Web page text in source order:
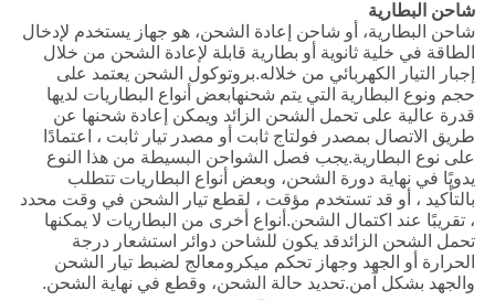
شاحن البطارية
شاحن البطارية، أو شاحن إعادة الشحن، هو جهاز يستخدم لإدخال
الطاقة في خلية ثانوية أو بطارية قابلة لإعادة الشحن من خلال
إجبار التيار الكهربائي من خلاله.بروتوكول الشحن يعتمد على
حجم ونوع البطارية التي يتم شحنهابعض أنواع البطاريات لديها
قدرة عالية على تحمل الشحن الزائد ويمكن إعادة شحنها عن
طريق الاتصال بمصدر فولتاج ثابت أو مصدر تيار ثابت ، اعتمادًا
على نوع البطارية.يجب فصل الشواحن البسيطة من هذا النوع
يدويًا في نهاية دورة الشحن، وبعض أنواع البطاريات تتطلب
بالتأكيد ، أو قد تستخدم مؤقت ، لقطع تيار الشحن في وقت محدد
، تقريبًا عند اكتمال الشحن.أنواع أخرى من البطاريات لا يمكنها
تحمل الشحن الزائدقد يكون للشاحن دوائر استشعار درجة
الحرارة أو الجهد وجهاز تحكم ميكرومعالج لضبط تيار الشحن
والجهد بشكل آمن.تحديد حالة الشحن، وقطع في نهاية الشحن.